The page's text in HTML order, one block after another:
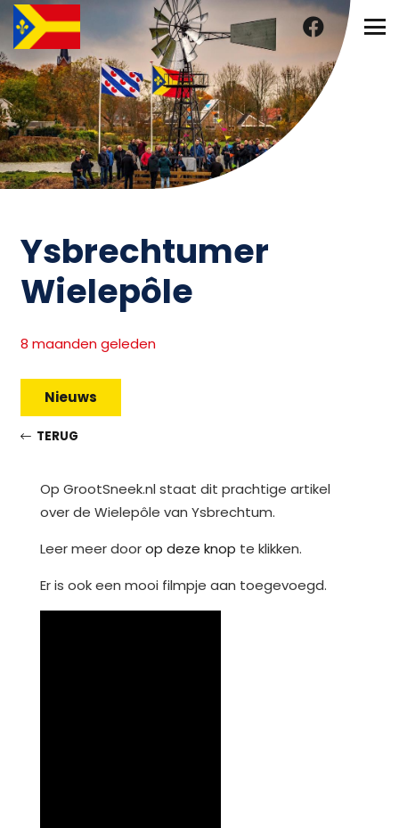
Ysbrechtumer
Wielepôle
8 maanden geleden
Nieuws
TERUG
Op GrootSneek.nl staat dit prachtige artikel
over de Wielepôle van Ysbrechtum.
Leer meer doorop deze knop te klikken.
Er is ook een mooi filmpje aan toegevoegd.